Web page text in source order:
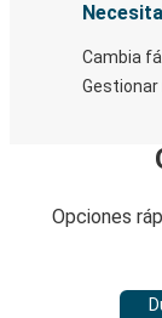
Cambia
Gestionar
Opciones